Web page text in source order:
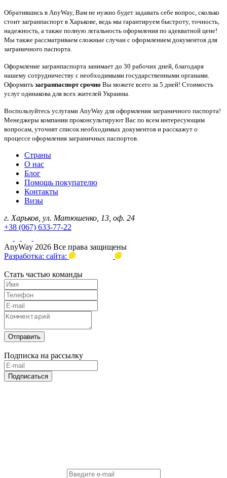
Обратившись в AnyWay, Вам не нужно будет задавать себе вопрос, сколько
стоит загранпаспорт в Харькове, ведь мы гарантируем быстроту, точность,
надежность, а также полную легальность оформления по адекватной цене!
Мы также рассматриваем сложные случаи с оформлением документов для
заграничного паспорта.
Оформление загранпаспорта занимает до 30 рабочих дней, благодаря
нашему сотрудничеству с необходимыми государственными органами.
Оформить загранпаспорт срочно Вы можете всего за 5 дней! Стоимость
услуг одинакова для всех жителей Украины.
Воспользуйтесь услугами AnyWay для оформления заграничного паспорта!
Менеджеры компании проконсультируют Вас по всем интересующим
вопросам, уточнят список необходимых документов и расскажут о
процессе оформления заграничных паспортов.
Страны
О нас
Блог
Помощь покупателю
Контакты
Визы
г. Харьков, ул. Матюшенко, 13, оф. 24
+38 (067) 633-77-22
AnyWay 2026 Все права защищены
Разработка: сайта:
Стать частью команды
Отправить
Подписка на рассылку
Подписаться